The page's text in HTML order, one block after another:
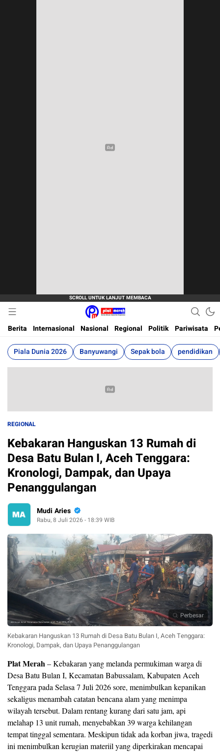
Plat Merah
Berita Terkini, Akurat, Terpercaya Dan Cepat
Berita
Internasional Nasional Regional Politik Pariwisata
Piala Dunia 2026 Banyuwangi Sepak bola pendidikan
REGIONAL
Kebakaran Hanguskan 13 Rumah di
Desa Batu Bulan I, Aceh Tenggara:
Kronologi, Dampak, dan Upaya
Penanggulangan
Mudi Aries
Rabu, 8 Juli 2026 - 18:39 WIB
Perbesar
Kebakaran Hanguskan 13 Rumah di Desa Batu Bulan I, Aceh Tenggara:
Kronologi, Dampak, dan Upaya Penanggulangan
Plat Merah– Kebakaran yang melanda permukiman warga di
Desa Batu Bulan I, Kecamatan Babussalam, Kabupaten Aceh
Tenggara pada Selasa 7 Juli 2026 sore, menimbulkan kepanikan
sekaligus menambah catatan bencana alam yang menimpa
wilayah tersebut. Dalam rentang kurang dari satu jam, api
melahap 13 unit rumah, menyebabkan 39 warga kehilangan
tempat tinggal sementara. Meskipun tidak ada korban jiwa, tragedi
ini menimbulkan kerugian materiil yang diperkirakan mencapai